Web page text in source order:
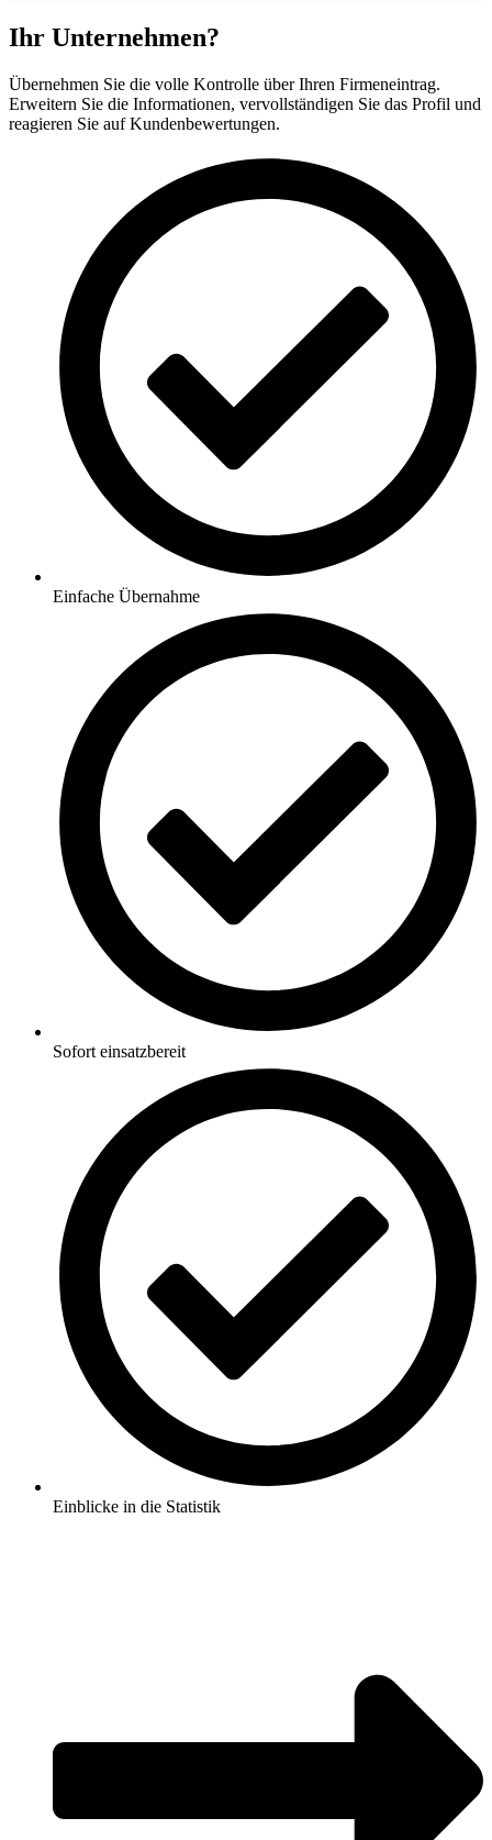
Ihr Unternehmen?
Übernehmen Sie die volle Kontrolle über Ihren Firmeneintrag.
Erweitern Sie die Informationen, vervollständigen Sie das Profil und
reagieren Sie auf Kundenbewertungen.
Einfache Übernahme
Sofort einsatzbereit
Einblicke in die Statistik